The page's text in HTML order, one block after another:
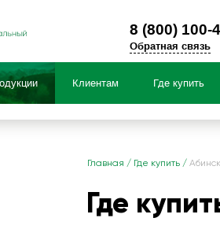
8 (800)100-
Обратная связь
Клиентам Где купить
Главная / Где купить / Абинск
Где